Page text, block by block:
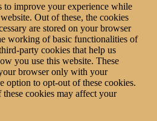
to improve your experience while
Out of these, the cookies
are stored on your browser
working of basic functionalities of
party cookies that help us
you use this website. These
browser only with your
option to opt-out of these cookies.
cookies may affect your